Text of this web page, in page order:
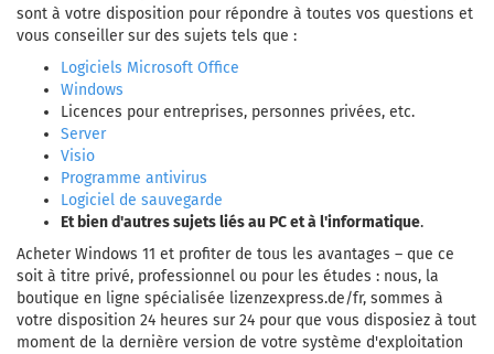
sont à votre disposition pour répondre à toutes vos questions et
vous conseiller sur des sujets tels que :
Logiciels Microsoft Office
Windows
Licences pour entreprises, personnes privées, etc.
Server
Visio
Programme antivirus
Logiciel de sauvegarde
Et bien d'autres sujets liés au PC et à l'informatique.
Acheter Windows 11 et profiter de tous les avantages – que ce
soit à titre privé, professionnel ou pour les études : nous, la
boutique en ligne spécialisée lizenzexpress.de/fr, sommes à
votre disposition 24 heures sur 24 pour que vous disposiez à tout
moment de la dernière version de votre système d'exploitation